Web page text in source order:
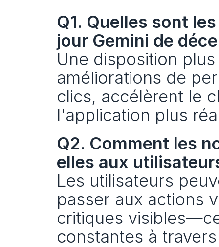
Q1. Quelles sont
jour Gemini de
Une disposition
améliorations de
clics, accélèrent le
l'application plus
Q2. Comment les
elles aux
Les utilisateurs
passer aux actions
critiques
constantes à